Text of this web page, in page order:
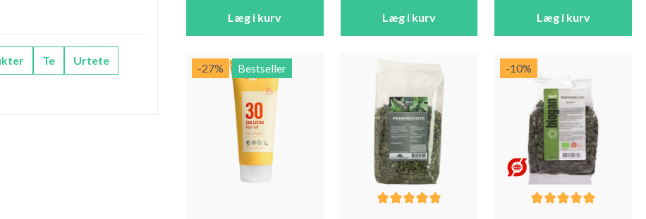
Te Urtete
Læg i kurv Læg i kurv Læg i kurv
-27% Bestseller -10%